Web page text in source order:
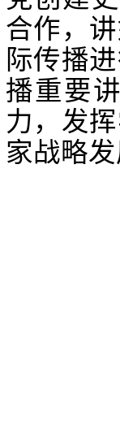
合作，
际传播
播重要
力，发
家战略